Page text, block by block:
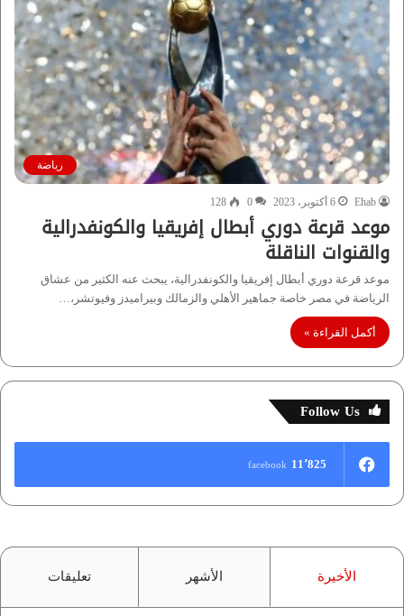
رياضة
Ehab 6 أكتوبر، 2023 0
128
موعد قرعة دوري أبطال إفريقيا والكونفدرالية
والقنوات الناقلة
موعد قرعة دوري أبطال إفريقيا والكونفدرالية، يبحث عنه الكثير من عشاق
الرياضة في مصر خاصة جماهير الأهلي والزمالك وبيراميدز وفيوتشر،…
أكمل القراءة »
Follow Us
11٬825 facebook
الأخيرة الأشهر تعليقات